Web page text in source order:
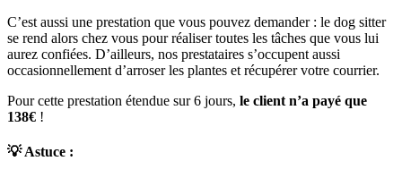
C’est aussi une prestation que vous pouvez demander : le dog sitter
se rend alors chez vous pour réaliser toutes les tâches que vous lui
aurez confiées. D’ailleurs, nos prestataires s’occupent aussi
occasionnellement d’arroser les plantes et récupérer votre courrier.
Pour cette prestation étendue sur 6 jours, le client n’a payé que
138€ !
💡 Astuce :